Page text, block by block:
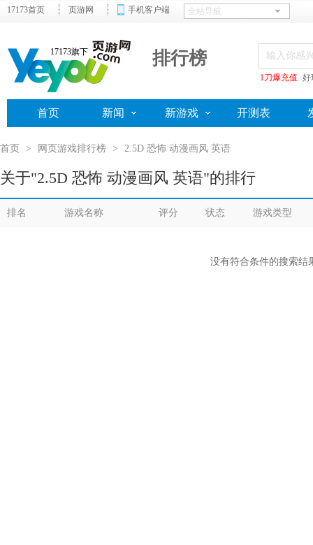
17173首页 页游网 手机客户端
17173旗下 排行榜
1刀爆充值 好
首页 新闻 新游戏 开测表
首页 > 网页游戏排行榜 > 2.5D 恐怖 动漫画风 英语
关于"2.5D 恐怖 动漫画风 英语"的排行
排名 游戏名称 评分 状态 游戏类型
没有符合条件的搜索结